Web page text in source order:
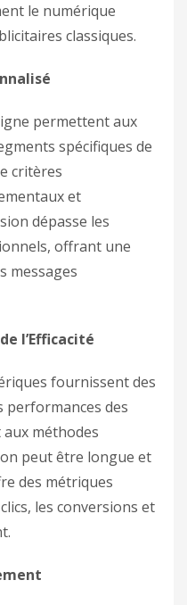
le numérique
classiques.
permettent aux
spécifiques de
critères
et
dépasse les
offrant une
messages
l’Efficacité
fournissent des
performances des
méthodes
peut être longue et
des métriques
les conversions et